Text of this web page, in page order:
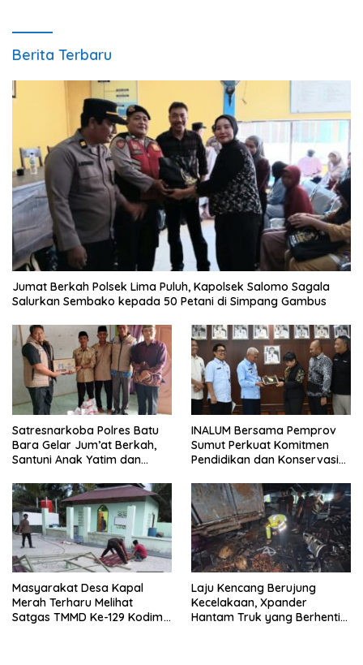
Berita Terbaru
Jumat Berkah Polsek Lima Puluh, Kapolsek Salomo Sagala
Salurkan Sembako kepada 50 Petani di Simpang Gambus
Satresnarkoba Polres Batu
Bara Gelar Jum’at Berkah,
Santuni Anak Yatim dan
INALUM Bersama Pemprov
Sumut Perkuat Komitmen
Pendidikan dan Konservasi
Masyarakat Desa Kapal
Merah Terharu Melihat
Satgas TMMD Ke-129 Kodim
Laju Kencang Berujung
Kecelakaan, Xpander
Hantam Truk yang Berhenti